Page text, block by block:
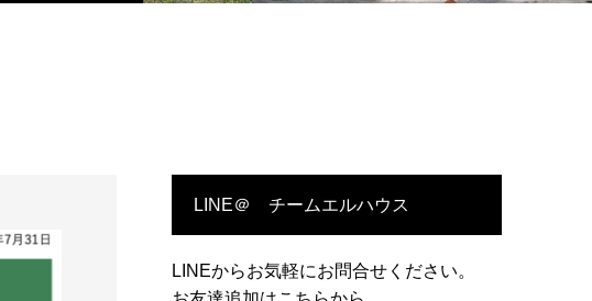
LINE＠ チームエルハウス
LINEからお気軽にお問合せください。